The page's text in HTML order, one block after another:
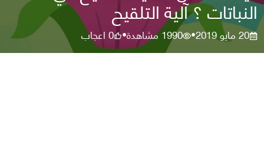
النباتات ؟ آلية التلقيح
20 مايو 2019 •
1990مشاهدة•
0اعجاب